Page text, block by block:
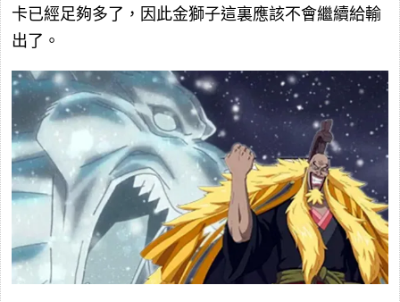
卡已經足夠多了，因此金獅子這裏應該不會繼續給輸
出了。